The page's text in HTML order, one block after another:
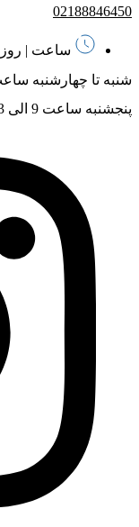
02188846450
ساعت |
شنبه تا چهارشنبه ساعت 9 الی
پنجشنبه ساعت 9 الی 13